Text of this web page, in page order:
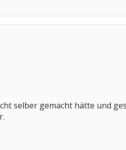
selber gemacht hätte und